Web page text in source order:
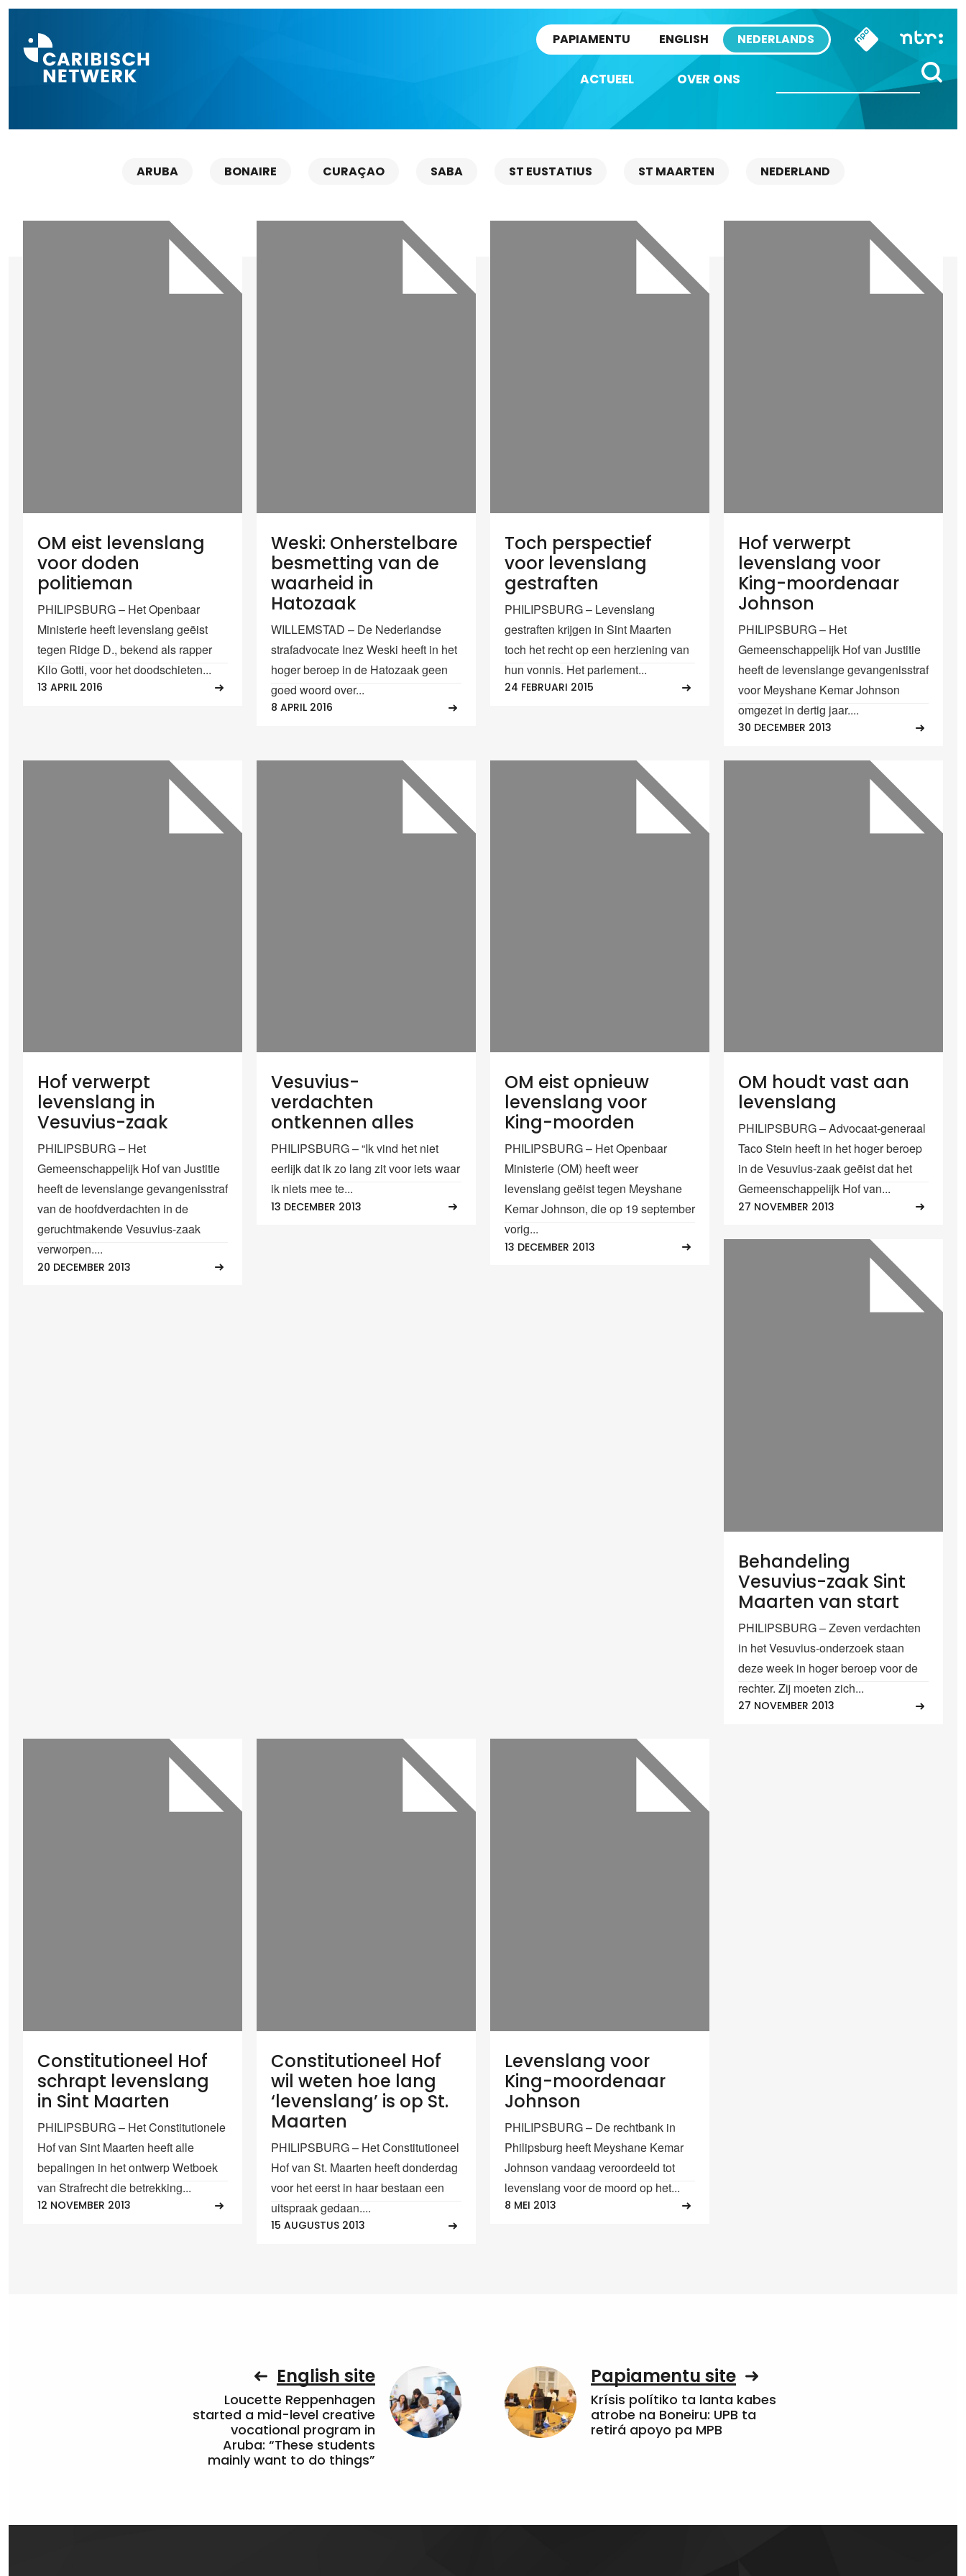
PAPIAMENTU ENGLISH NEDERLANDS
ACTUEEL OVER ONS
ARUBA BONAIRE CURAÇAO SABA ST EUSTATIUS ST MAARTEN NEDERLAND
OM eist levenslang
voor doden
politieman
PHILIPSBURG – Het Openbaar
Ministerie heeft levenslang geëist
tegen Ridge D., bekend als rapper
Kilo Gotti, voor het doodschieten...
13 APRIL 2016
Weski: Onherstelbare
besmetting van de
waarheid in
Hatozaak
WILLEMSTAD – De Nederlandse
strafadvocate Inez Weski heeft in het
hoger beroep in de Hatozaak geen
goed woord over...
8 APRIL 2016
Toch perspectief
voor levenslang
gestraften
PHILIPSBURG – Levenslang
gestraften krijgen in Sint Maarten
toch het recht op een herziening van
hun vonnis. Het parlement...
24 FEBRUARI 2015
Hof verwerpt
levenslang voor
King-moordenaar
Johnson
PHILIPSBURG – Het
Gemeenschappelijk Hof van Justitie
heeft de levenslange gevangenisstraf
voor Meyshane Kemar Johnson
omgezet in dertig jaar....
30 DECEMBER 2013
Hof verwerpt
levenslang in
Vesuvius-zaak
PHILIPSBURG – Het
Gemeenschappelijk Hof van Justitie
heeft de levenslange gevangenisstraf
van de hoofdverdachten in de
geruchtmakende Vesuvius-zaak
verworpen....
20 DECEMBER 2013
Vesuvius-
verdachten
ontkennen alles
PHILIPSBURG – “Ik vind het niet
eerlijk dat ik zo lang zit voor iets waar
ik niets mee te...
13 DECEMBER 2013
OM eist opnieuw
levenslang voor
King-moorden
PHILIPSBURG – Het Openbaar
Ministerie (OM) heeft weer
levenslang geëist tegen Meyshane
Kemar Johnson, die op 19 september
vorig...
13 DECEMBER 2013
OM houdt vast aan
levenslang
PHILIPSBURG – Advocaat-generaal
Taco Stein heeft in het hoger beroep
in de Vesuvius-zaak geëist dat het
Gemeenschappelijk Hof van...
27 NOVEMBER 2013
Behandeling
Vesuvius-zaak Sint
Maarten van start
PHILIPSBURG – Zeven verdachten
in het Vesuvius-onderzoek staan
deze week in hoger beroep voor de
rechter. Zij moeten zich...
27 NOVEMBER 2013
Constitutioneel Hof
schrapt levenslang
in Sint Maarten
PHILIPSBURG – Het Constitutionele
Hof van Sint Maarten heeft alle
bepalingen in het ontwerp Wetboek
van Strafrecht die betrekking...
12 NOVEMBER 2013
Constitutioneel Hof
wil weten hoe lang
‘levenslang’ is op St.
Maarten
PHILIPSBURG – Het Constitutioneel
Hof van St. Maarten heeft donderdag
voor het eerst in haar bestaan een
uitspraak gedaan....
15 AUGUSTUS 2013
Levenslang voor
King-moordenaar
Johnson
PHILIPSBURG – De rechtbank in
Philipsburg heeft Meyshane Kemar
Johnson vandaag veroordeeld tot
levenslang voor de moord op het...
8 MEI 2013
English site
Loucette Reppenhagen
started a mid-level creative
vocational program in
Aruba: “These students
mainly want to do things”
Papiamentu site
Krísis polítiko ta lanta kabes
atrobe na Boneiru: UPB ta
retirá apoyo pa MPB